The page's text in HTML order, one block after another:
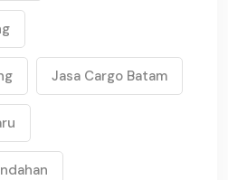
Jasa Cargo Batam